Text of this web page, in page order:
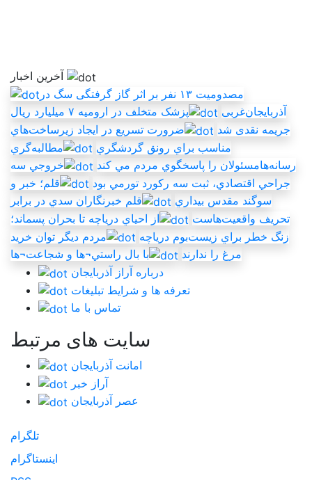
مصدومیت ۱۳ نفر بر اثر گاز گرفتگی سگ در
آذربایجان‌غربی
پزشک متخلف در ارومیه ۷ میلیارد ریال
جریمه نقدی شد
ضرورت تسريع در ايجاد زيرساخت‌هاي
مناسب براي رونق گردشگري
مطالبه‌گري
رسانه‌هامسئولان را پاسخگوي مردم مي کند
خروجي سه
جراحي اقتصادي، ثبت سه رکورد تورمي بود
قلم؛ خبر و
سوگند مقدس بيداري
قلم خبرنگاران سدي در برابر
تحريف واقعيت‌هاست
از احياي درياچه تا بحران پسماند؛
زنگ خطر براي زيست‌بوم درياچه
مردم ديگر توان خريد
مرغ را ندارند
با بال راستي¬ها و شجاعت¬ها
درباره آراز آذربایجان
تعرفه ها و شرایط تبلیغات
تماس با ما
سایت های مرتبط
امانت آذربایجان
آراز خبر
عصر آذربایجان
تلگرام
اینستاگرام